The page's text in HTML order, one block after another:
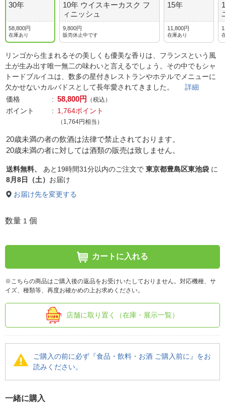
30年
58,800円
在庫あり
10年 ウイスキーカスク フ
ィニッシュ
9,800円
販売休止中です
15年
11,800円
在庫あり
リンゴから生まれるその美しくも優美な香りは、フランスという風
土が生み出す唯一無二の味わいと言えるでしょう。その中でもシャ
トードブルイユは、数多の星付きレストランやホテルでメニューに
欠かせないカルバドスとして長年愛されてきました。 詳細
価格
58,800円 （税込）
ポイント 1,764ポイント
（1,764円相当）
20歳未満の者の飲酒は法律で禁止されております。
20歳未満の者に対しては酒類の販売は致しません。
送料無料、 あと 19時間31分以内のご注文で 東京都豊島区東池袋 に
8月8日（土） お届け
お届け先を変更する
数量 1 個
カートに入れる
※こちらの商品はご購入後の返品をお受けいたしておりません。対応機種、サ
イズ、種類等、再度お確かめの上お求めください。
店舗に取り置く（在庫・展示一覧）
ご購入の前に必ず『食品・飲料・お酒 ご購入前に』をお
読みください。
一緒に購入